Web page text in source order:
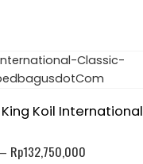
Koil International
– Rp132,750,000